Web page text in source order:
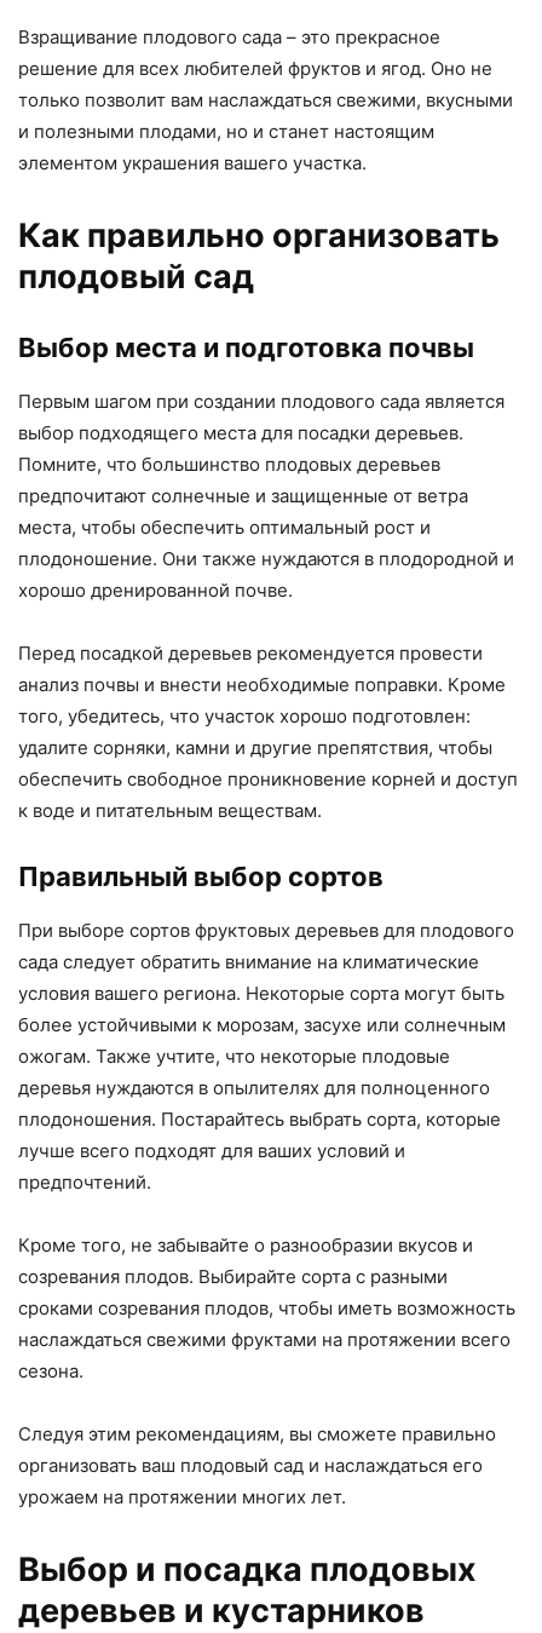
Взращивание плодового сада – это прекрасное
решение для всех любителей фруктов и ягод. Оно не
только позволит вам наслаждаться свежими, вкусными
и полезными плодами, но и станет настоящим
элементом украшения вашего участка.
Как правильно организовать
плодовый сад
Выбор места и подготовка почвы
Первым шагом при создании плодового сада является
выбор подходящего места для посадки деревьев.
Помните, что большинство плодовых деревьев
предпочитают солнечные и защищенные от ветра
места, чтобы обеспечить оптимальный рост и
плодоношение. Они также нуждаются в плодородной и
хорошо дренированной почве.
Перед посадкой деревьев рекомендуется провести
анализ почвы и внести необходимые поправки. Кроме
того, убедитесь, что участок хорошо подготовлен:
удалите сорняки, камни и другие препятствия, чтобы
обеспечить свободное проникновение корней и доступ
к воде и питательным веществам.
Правильный выбор сортов
При выборе сортов фруктовых деревьев для плодового
сада следует обратить внимание на климатические
условия вашего региона. Некоторые сорта могут быть
более устойчивыми к морозам, засухе или солнечным
ожогам. Также учтите, что некоторые плодовые
деревья нуждаются в опылителях для полноценного
плодоношения. Постарайтесь выбрать сорта, которые
лучше всего подходят для ваших условий и
предпочтений.
Кроме того, не забывайте о разнообразии вкусов и
созревания плодов. Выбирайте сорта с разными
сроками созревания плодов, чтобы иметь возможность
наслаждаться свежими фруктами на протяжении всего
сезона.
Следуя этим рекомендациям, вы сможете правильно
организовать ваш плодовый сад и наслаждаться его
урожаем на протяжении многих лет.
Выбор и посадка плодовых
деревьев и кустарников